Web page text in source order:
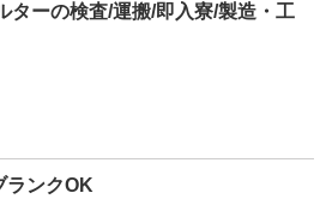
ターの検査/運搬/即入寮/製造・工
ランクOK